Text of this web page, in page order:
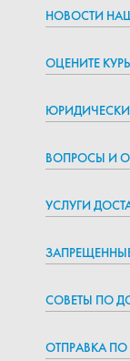
НОВОСТИ
ОЦЕНИТЕ
ВОПРОСЫ И
УСЛУГИ
СОВЕТЫ ПО
ОТПРАВКА